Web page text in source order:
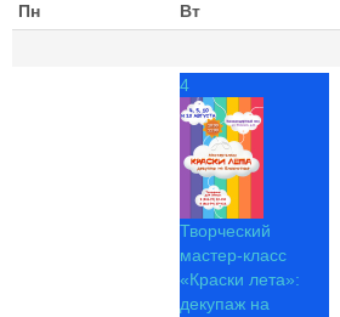
Пн
Вт
4
Творческий
мастер-класс
«Краски лета»:
декупаж на